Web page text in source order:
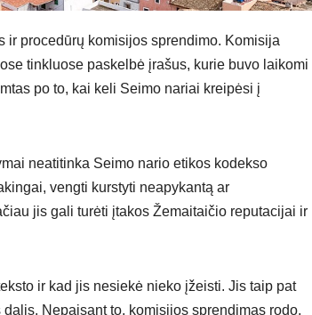
procedūrų komisijos sprendimo. Komisija
tinkluose paskelbė įrašus, kurie buvo laikomi
po to, kai keli Seimo nariai kreipėsi į
neatitinka Seimo nario etikos kodekso
vengti kurstyti neapykantą ar
jis gali turėti įtakos Žemaitaičio reputacijai ir
ir kad jis nesiekė nieko įžeisti. Jis taip pat
Nepaisant to, komisijos sprendimas rodo,